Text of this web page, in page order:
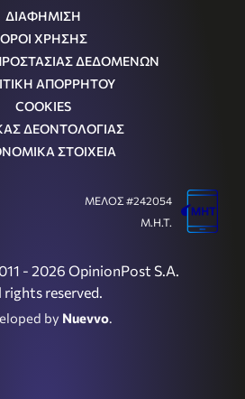
ΔΙΑΦΗΜΙΣΗ
ΟΡΟΙ ΧΡΗΣΗΣ
ΔΕΔΟΜΕΝΩΝ
ΑΠΟΡΡΗΤΟΥ
COOKIES
ΔΕΟΝΤΟΛΟΓΙΑΣ
ΣΤΟΙΧΕΙΑ
- 2026 OpinionPost S.A.
rights reserved.
by Nuevvo.
ΜΕΛΟΣ #242054
Μ.Η.Τ.